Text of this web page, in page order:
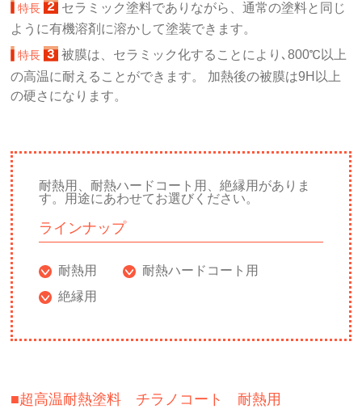
特長
セラミック塗料でありながら、通常の塗料と同じ
ように有機溶剤に溶かして塗装できます。
特長
被膜は、セラミック化することにより､800℃以上
の高温に耐えることができます。 加熱後の被膜は9H以上
の硬さになります。
耐熱用、耐熱ハードコート用、絶縁用がありま
す。用途にあわせてお選びください。
ラインナップ
耐熱用
耐熱ハードコート用
絶縁用
■超高温耐熱塗料 チラノコート 耐熱用